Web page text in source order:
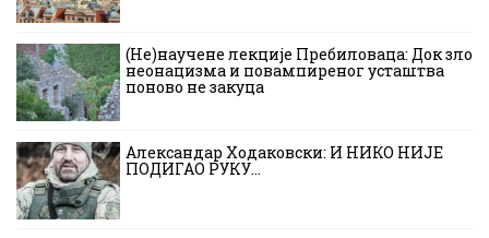
(Не)научене лекције Пребиловаца: Док зло
неонацизма и повампиреног усташтва
поново не закуца
Александар Ходаковски: И НИКО НИЈЕ
ПОДИГАО РУКУ…